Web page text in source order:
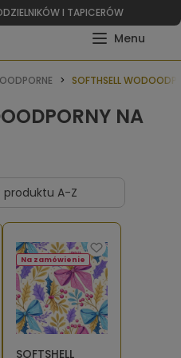
I TAPICERÓW
SOFTHSELL
NA
SOFTSHELL
Na zamówienie